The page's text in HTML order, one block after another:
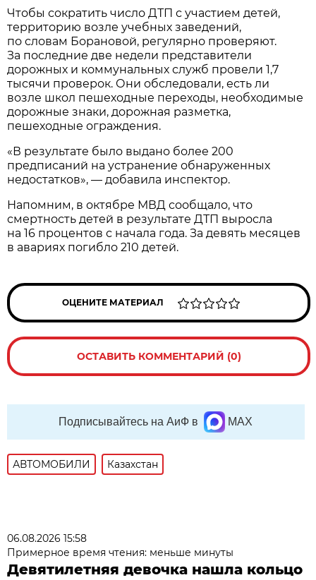
Чтобы сократить число ДТП с участием детей,
территорию возле учебных заведений,
по словам Борановой, регулярно проверяют.
За последние две недели представители
дорожных и коммунальных служб провели 1,7
тысячи проверок. Они обследовали, есть ли
возле школ пешеходные переходы, необходимые
дорожные знаки, дорожная разметка,
пешеходные ограждения.
«В результате было выдано более 200
предписаний на устранение обнаруженных
недостатков», — добавила инспектор.
Напомним, в октябре МВД сообщало, что
смертность детей в результате ДТП выросла
на 16 процентов с начала года. За девять месяцев
в авариях погибло 210 детей.
ОЦЕНИТЕ МАТЕРИАЛ
ОСТАВИТЬ КОММЕНТАРИЙ (0)
Подписывайтесь на АиФ в MAX
АВТОМОБИЛИ Казахстан
06.08.2026 15:58
Примерное время чтения: меньше минуты
Девятилетняя девочка нашла кольцо